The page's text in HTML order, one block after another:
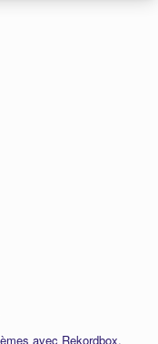
avec Rekordbox,